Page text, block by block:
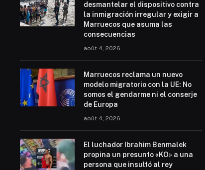
desmantelar el dispositivo contra
la inmigración irregular y exigir a
Marruecos que asuma las
consecuencias
août 4, 2026
Marruecos reclama un nuevo
modelo migratorio con la UE: No
somos el gendarme ni el conserje
de Europa
août 4, 2026
El luchador Ibrahim Benmalek
propina un presunto «KO» a una
persona que insultó al rey